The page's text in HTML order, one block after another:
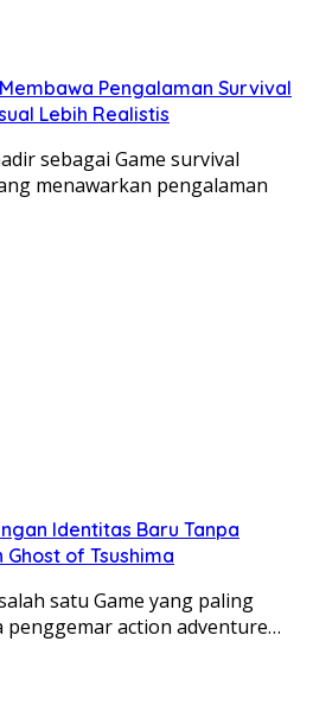
Pengalaman Survival
Lebih Realistis
sebagai Game survival
menawarkan pengalaman
Identitas Baru Tanpa
of Tsushima
satu Game yang paling
action adventure…